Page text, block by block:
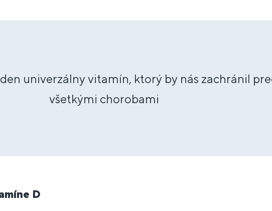
univerzálny vitamín, ktorý by nás zachránil
všetkými chorobami
D